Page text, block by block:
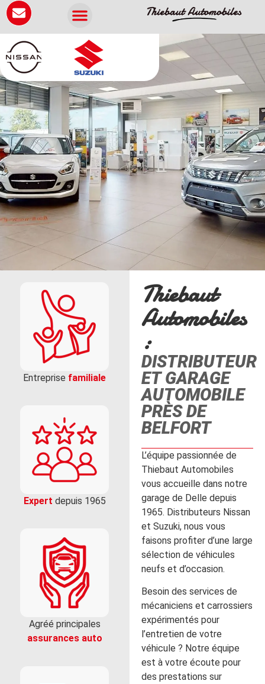
Entreprise familiale
Expert depuis 1965
Agréé principales
assurances auto
Thiebaut
Automobiles
:
DISTRIBUTEUR
ET GARAGE
AUTOMOBILE
PRÈS DE
BELFORT
L’équipe passionnée de
Thiebaut Automobiles
vous accueille dans notre
garage de Delle depuis
1965. Distributeurs Nissan
et Suzuki, nous vous
faisons profiter d’une large
sélection de véhicules
neufs et d’occasion.
Besoin des services de
mécaniciens et carrossiers
expérimentés pour
l’entretien de votre
véhicule ? Notre équipe
est à votre écoute pour
des prestations sur
Panneau de gestion des cookies